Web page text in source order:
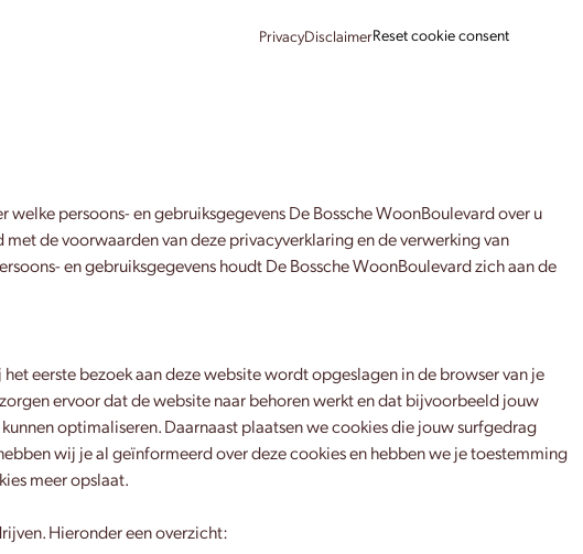
PrivacyDisclaimerReset cookie consent
persoons- en gebruiksgegevens De Bossche WoonBoulevard over u
de voorwaarden van deze privacyverklaring en de verwerking van
en gebruiksgegevens houdt De Bossche WoonBoulevard zich aan de
eerste bezoek aan deze website wordt opgeslagen in de browser van je
ervoor dat de website naar behoren werkt en dat bijvoorbeeld jouw
optimaliseren. Daarnaast plaatsen we cookies die jouw surfgedrag
wij je al geïnformeerd over deze cookies en hebben we je toestemming
meer opslaat.
Hieronder een overzicht: